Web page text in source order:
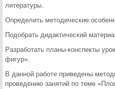
литературы.
Определить методические
Подобрать дидактический
Разработать планы-конспекты
фигур».
В данной работе приведены
проведению занятий по теме